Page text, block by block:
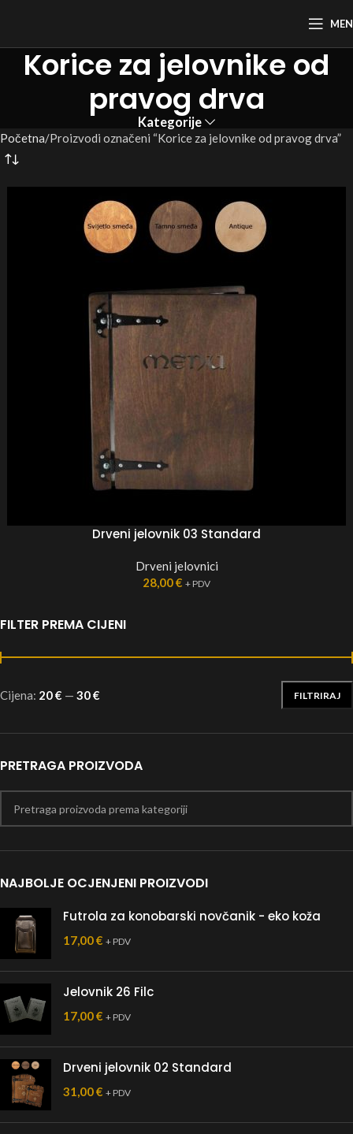
Korice za jelovnike od
pravog drva
Kategorije
FILTER PREMA CIJENI
FILTRIRAJ
Cijena: 20 € — 30 €
PRETRAGA PROIZVODA
NAJBOLJE OCJENJENI PROIZVODI
Futrola za konobarski novčanik - eko koža
17,00€ + PDV
Jelovnik 26 Filc
17,00€ + PDV
Drveni jelovnik 02 Standard
31,00€ + PDV
Početna Proizvodi označeni “Korice za jelovnike od pravog drva”
Drveni jelovnik 03 Standard
Drveni jelovnici
28,00€ + PDV